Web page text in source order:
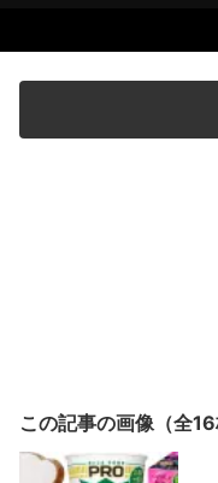
この記事の画像（全16